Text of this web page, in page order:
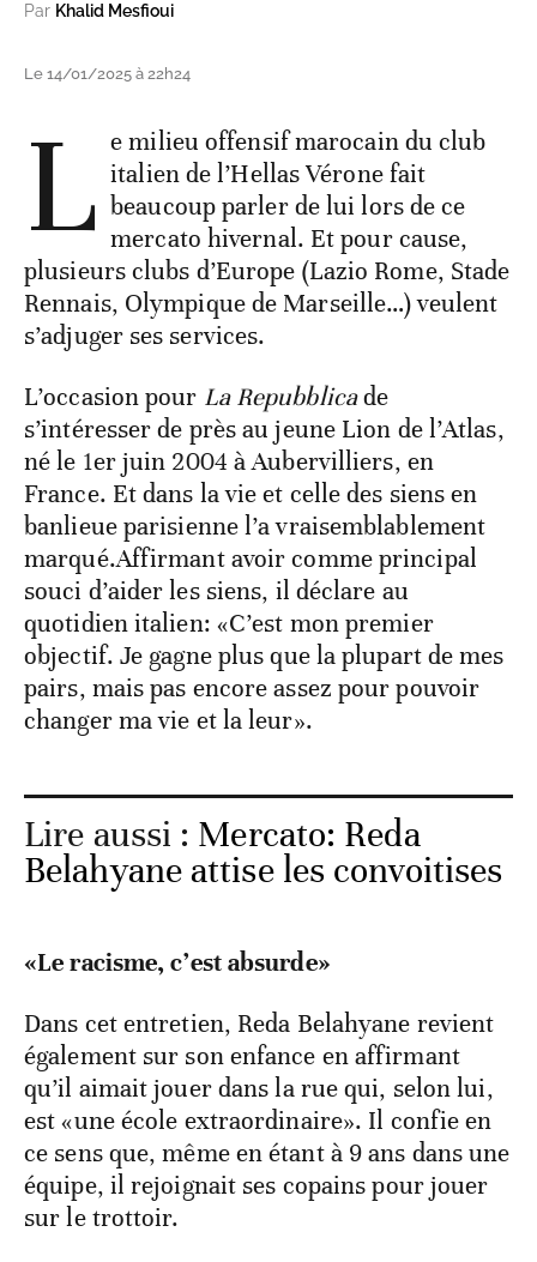
Par Khalid Mesfioui
Le 14/01/2025 à 22h24
L e milieu offensif marocain du club
italien de l’Hellas Vérone fait
beaucoup parler de lui lors de ce
mercato hivernal. Et pour cause,
plusieurs clubs d’Europe (Lazio Rome, Stade
Rennais, Olympique de Marseille…) veulent
s’adjuger ses services.
L’occasion pour La Repubblicade
s’intéresser de près au jeune Lion de l’Atlas,
né le 1er juin 2004 à Aubervilliers, en
France. Et dans la vie et celle des siens en
banlieue parisienne l’a vraisemblablement
marqué.Affirmant avoir comme principal
souci d’aider les siens, il déclare au
quotidien italien: «C’est mon premier
objectif. Je gagne plus que la plupart de mes
pairs, mais pas encore assez pour pouvoir
changer ma vie et la leur».
Lire aussi : Mercato: Reda
Belahyane attise les convoitises
«Le racisme, c’est absurde»
Dans cet entretien, Reda Belahyane revient
également sur son enfance en affirmant
qu’il aimait jouer dans la rue qui, selon lui,
est «une école extraordinaire». Il confie en
ce sens que, même en étant à 9 ans dans une
équipe, il rejoignait ses copains pour jouer
sur le trottoir.